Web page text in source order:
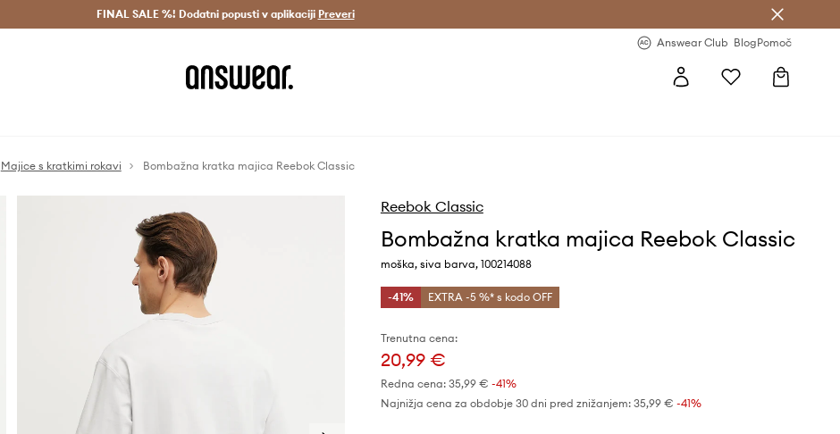
Dostava v 3 dneh > Prihrani z vpisom v Answear Club >
FINAL SALE %! Dodatni popusti v aplikaciji Preveri
Answear Club BlogPomoč
Majice s kratkimi rokavi Bombažna kratka majica Reebok Classic
Reebok Classic
Bombažna kratka majica Reebok Classic
moška, siva barva, 100214088
-41% EXTRA -5 %* s kodo OFF
Trenutna cena:
20,99 €
Redna cena: 35,99 € -41%
Najnižja cena za obdobje 30 dni pred znižanjem: 35,99 € -41%